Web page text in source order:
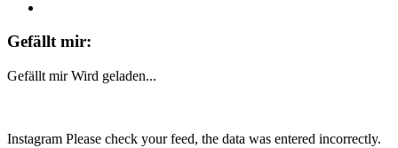
Gefällt mir:
Gefällt mir Wird geladen...
Instagram Please check your feed, the data was entered incorrectly.